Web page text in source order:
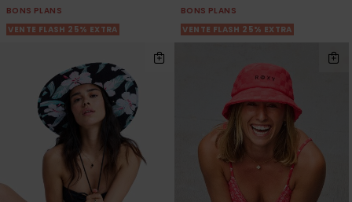
BONS PLANS
VENTE FLASH 25% EXTRA
BONS PLANS
VENTE FLASH 25% EXTRA